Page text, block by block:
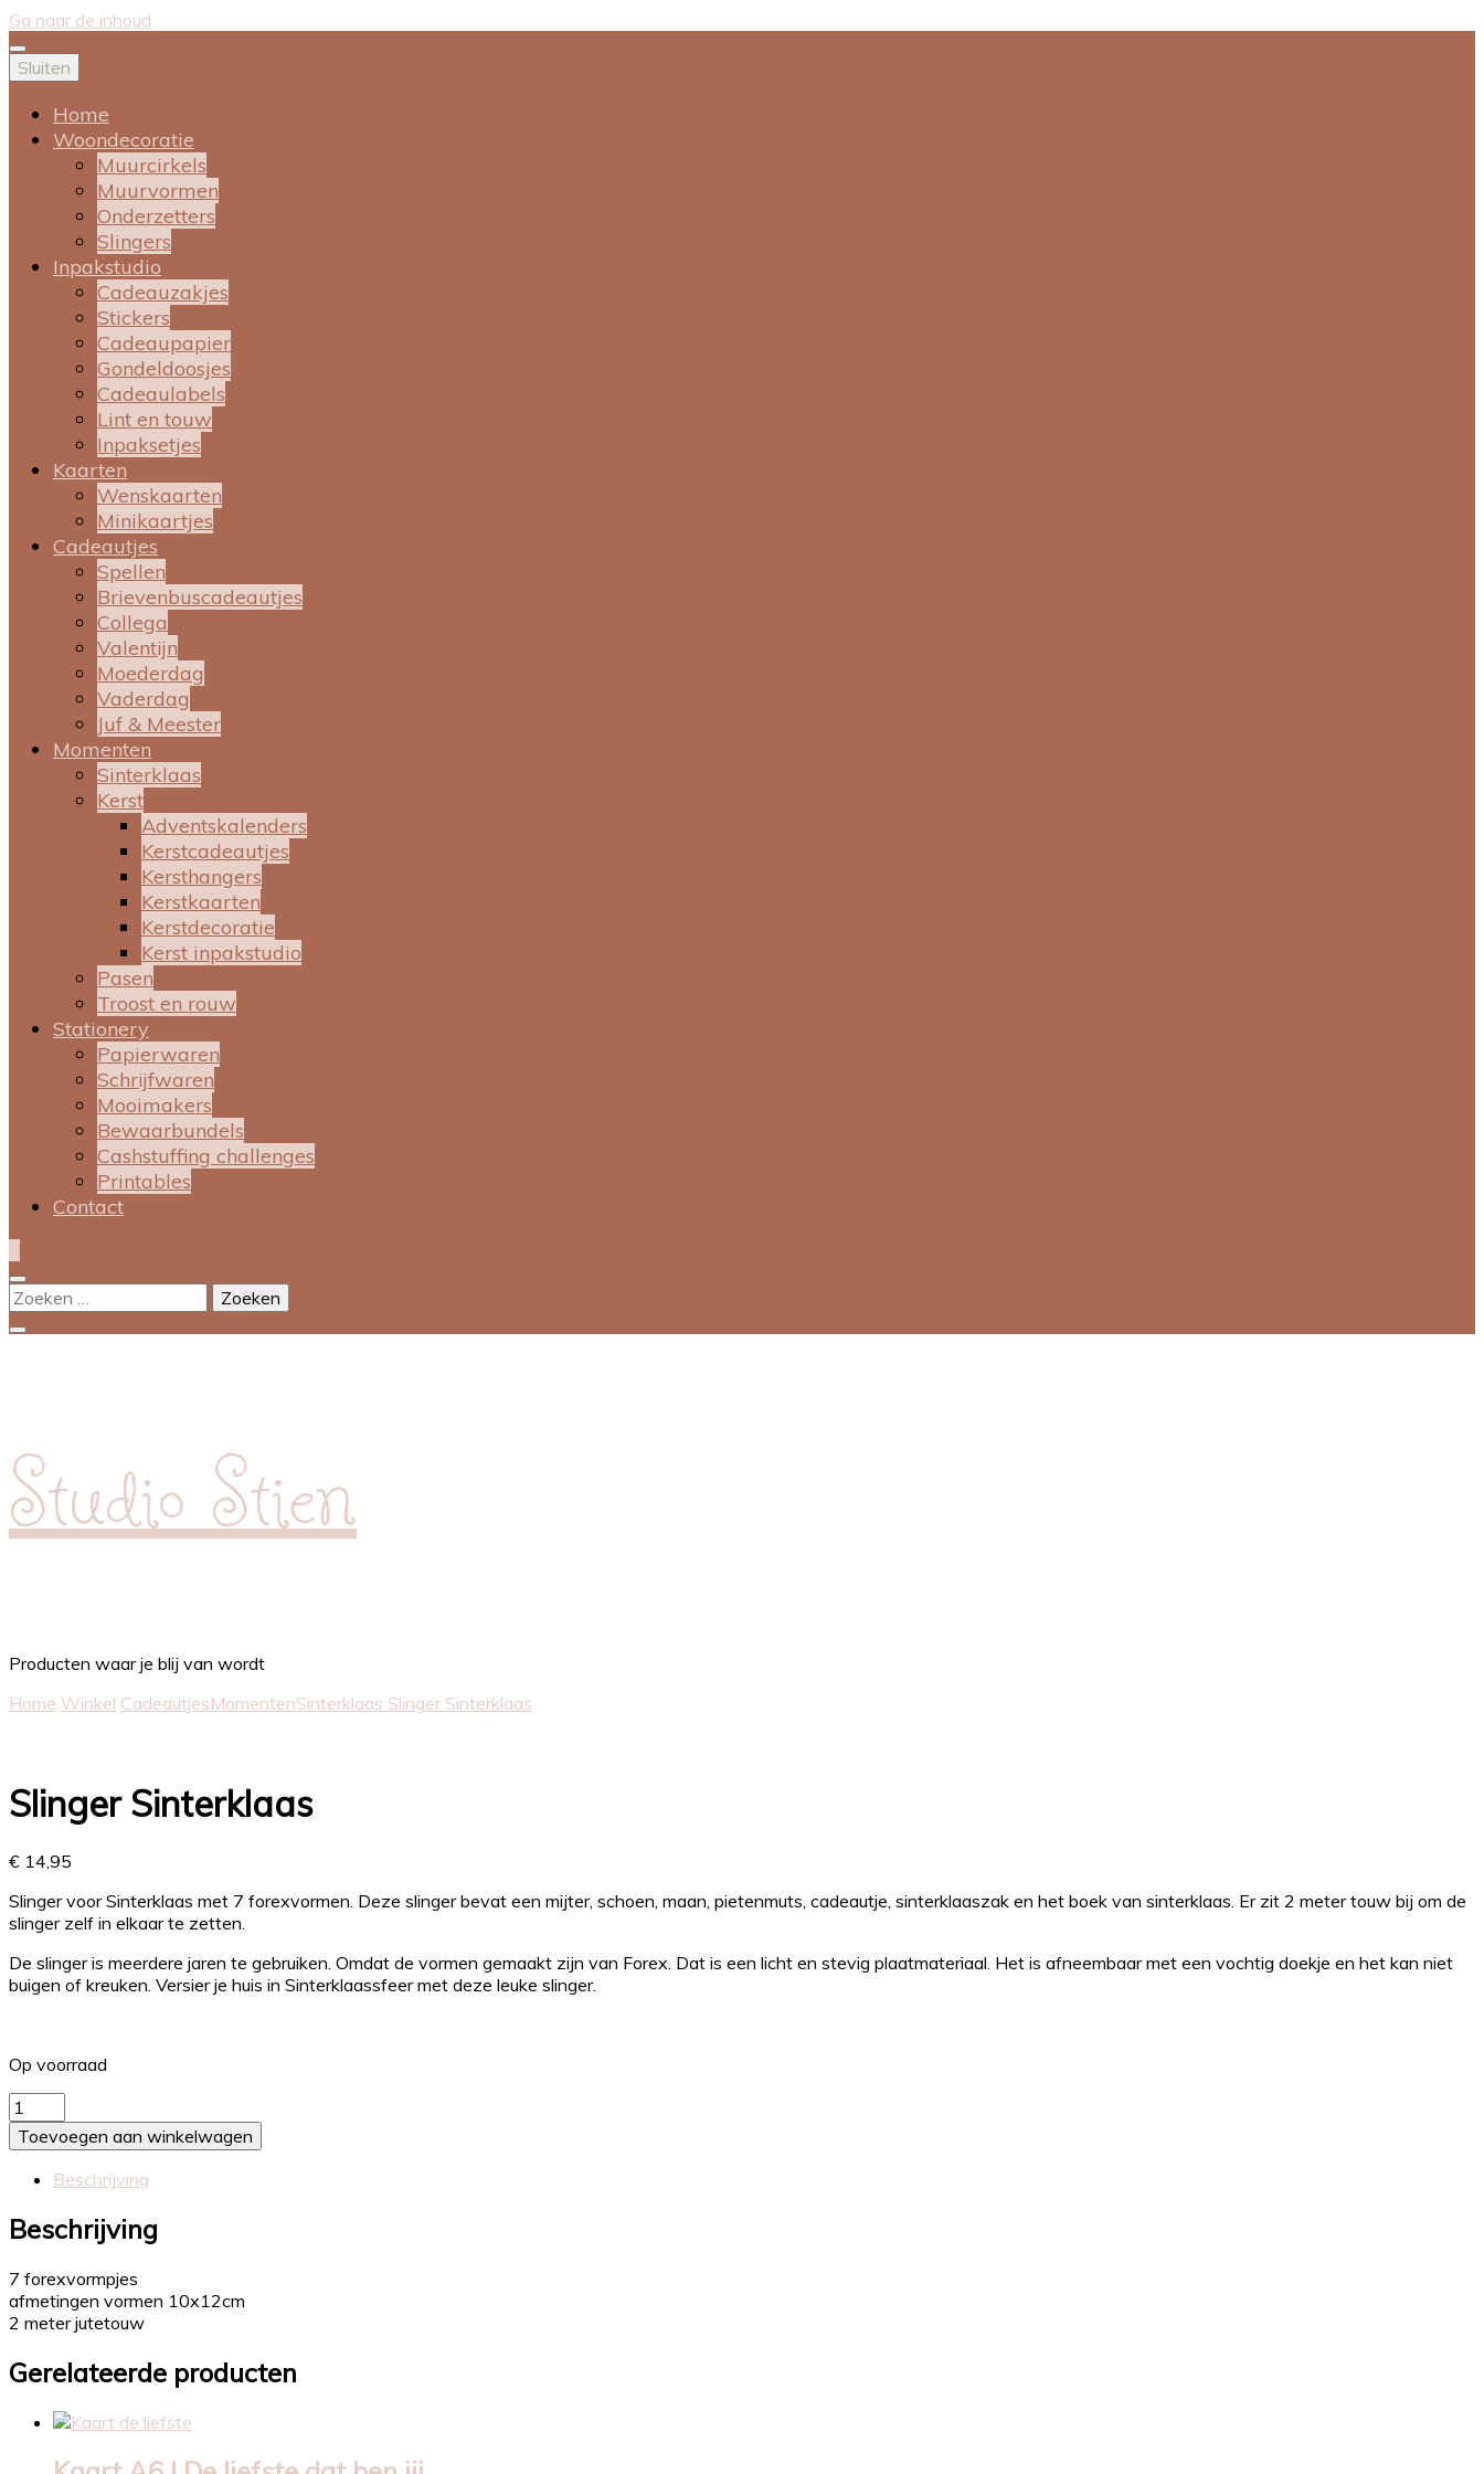
Ga naar de inhoud
Sluiten
Home
Woondecoratie
Muurcirkels
Muurvormen
Onderzetters
Slingers
Inpakstudio
Cadeauzakjes
Stickers
Cadeaupapier
Gondeldoosjes
Cadeaulabels
Lint en touw
Inpaksetjes
Kaarten
Wenskaarten
Minikaartjes
Cadeautjes
Spellen
Brievenbuscadeautjes
Collega
Valentijn
Moederdag
Vaderdag
Juf & Meester
Momenten
Sinterklaas
Kerst
Adventskalenders
Kerstcadeautjes
Kersthangers
Kerstkaarten
Kerstdecoratie
Kerst inpakstudio
Pasen
Troost en rouw
Stationery
Papierwaren
Schrijfwaren
Mooimakers
Bewaarbundels
Cashstuffing challenges
Printables
Contact
Zoeken
naar:
Studio Stien
Producten waar je blij van wordt
Home Winkel CadeautjesMomentenSinterklaas Slinger Sinterklaas
Slinger Sinterklaas
€ 14,95
Slinger voor Sinterklaas met 7 forexvormen. Deze slinger bevat een mijter, schoen, maan, pietenmuts, cadeautje, sinterklaaszak en het boek van sinterklaas. Er zit 2 meter touw bij om de
slinger zelf in elkaar te zetten.
De slinger is meerdere jaren te gebruiken. Omdat de vormen gemaakt zijn van Forex. Dat is een licht en stevig plaatmateriaal. Het is afneembaar met een vochtig doekje en het kan niet
buigen of kreuken. Versier je huis in Sinterklaassfeer met deze leuke slinger.
Op voorraad
Slinger
Sinterklaas
aantal
Toevoegen aan winkelwagen
Beschrijving
Beschrijving
7 forexvormpjes
afmetingen vormen 10x12cm
2 meter jutetouw
Gerelateerde producten